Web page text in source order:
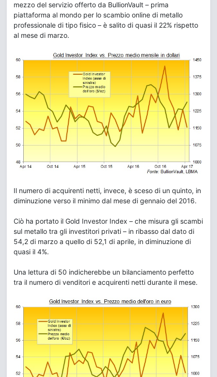
mezzo del servizio offerto da BullionVault – prima
piattaforma al mondo per lo scambio online di metallo
professionale di tipo fisico – è salito di quasi il 22% rispetto
al mese di marzo.
Il numero di acquirenti netti, invece, è sceso di un quinto, in
diminuzione verso il minimo dal mese di gennaio del 2016.
Ciò ha portato il Gold Investor Index – che misura gli scambi
sul metallo tra gli investitori privati – in ribasso dal dato di
54,2 di marzo a quello di 52,1 di aprile, in diminuzione di
quasi il 4%.
Una lettura di 50 indicherebbe un bilanciamento perfetto
tra il numero di venditori e acquirenti netti durante il mese.